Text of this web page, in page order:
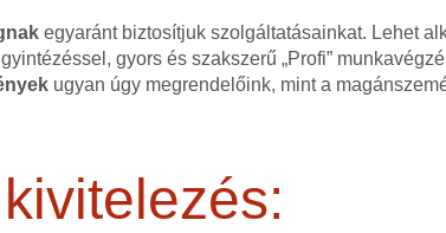
egyaránt biztosítjuk szolgáltatásainkat. Lehet
gyors és szakszerű „Profi”
ugyan úgy megrendelőink, mint a